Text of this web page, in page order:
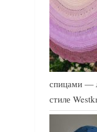
спицами —
стиле